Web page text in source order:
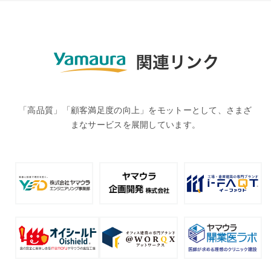
「高品質」「顧客満足度の向上」をモットーとして、さまざ
まなサービスを展開しています。